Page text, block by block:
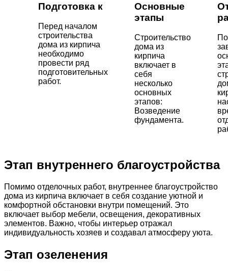
Подготовка к
Перед началом
строительства
дома из кирпича
необходимо
провести ряд
подготовительных
работ.
Основные
этапы
Строительство
дома из
кирпича
включает в
себя
несколько
основных
этапов:
Возведение
фундамента.
Этап внутреннего благоустройства
Помимо отделочных работ, внутреннее благоустройство
дома из кирпича включает в себя создание уютной и
комфортной обстановки внутри помещений. Это
включает выбор мебели, освещения, декоративных
элементов. Важно, чтобы интерьер отражал
индивидуальность хозяев и создавал атмосферу уюта.
Этап озеленения